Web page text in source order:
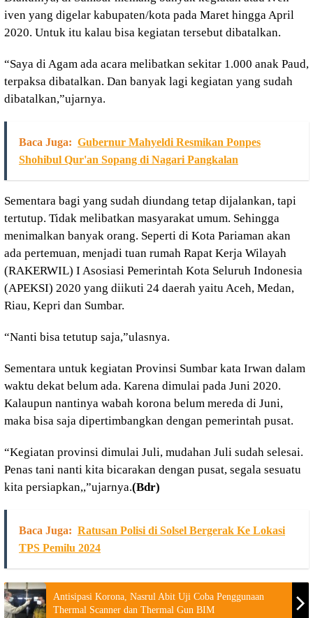
iven yang digelar kabupaten/kota pada Maret hingga April
2020. Untuk itu kalau bisa kegiatan tersebut dibatalkan.
“Saya di Agam ada acara melibatkan sekitar 1.000 anak Paud,
terpaksa dibatalkan. Dan banyak lagi kegiatan yang sudah
dibatalkan,”ujarnya.
Baca Juga: Gubernur Mahyeldi Resmikan Ponpes
Shohibul Qur'an Sopang di Nagari Pangkalan
Sementara bagi yang sudah diundang tetap dijalankan, tapi
tertutup. Tidak melibatkan masyarakat umum. Sehingga
menimalkan banyak orang. Seperti di Kota Pariaman akan
ada pertemuan, menjadi tuan rumah Rapat Kerja Wilayah
(RAKERWIL) I Asosiasi Pemerintah Kota Seluruh Indonesia
(APEKSI) 2020 yang diikuti 24 daerah yaitu Aceh, Medan,
Riau, Kepri dan Sumbar.
“Nanti bisa tetutup saja,”ulasnya.
Sementara untuk kegiatan Provinsi Sumbar kata Irwan dalam
waktu dekat belum ada. Karena dimulai pada Juni 2020.
Kalaupun nantinya wabah korona belum mereda di Juni,
maka bisa saja dipertimbangkan dengan pemerintah pusat.
“Kegiatan provinsi dimulai Juli, mudahan Juli sudah selesai.
Penas tani nanti kita bicarakan dengan pusat, segala sesuatu
kita persiapkan,,”ujarnya.(Bdr)
Baca Juga: Ratusan Polisi di Solsel Bergerak Ke Lokasi
TPS Pemilu 2024
Antisipasi Korona, Nasrul Abit Uji Coba Penggunaan
Thermal Scanner dan Thermal Gun BIM